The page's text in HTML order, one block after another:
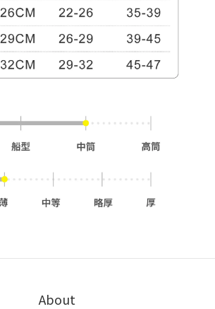
About